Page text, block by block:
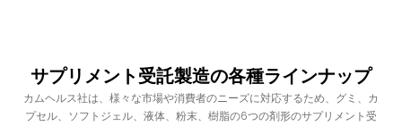
サプリメント受託製造の各種ラインナップ
カムヘルス社は、様々な市場や消費者のニーズに対応するため、グミ、カ
プセル、ソフトジェル、液体、粉末、樹脂の6つの剤形のサプリメント受